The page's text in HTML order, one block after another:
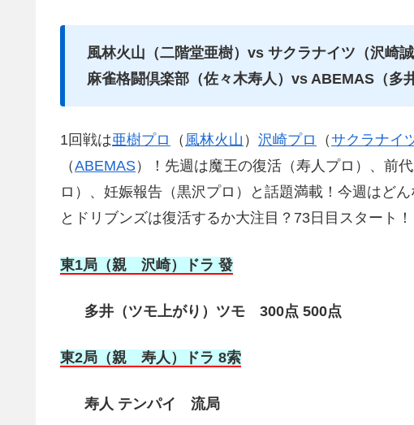
風林火山（二階堂亜樹）vs サクラナイツ（沢崎
麻雀格闘倶楽部（佐々木寿人）vs ABEMAS（多
1回戦は亜樹プロ （ 風林火山 ） 沢崎プロ （サクラナイ
（ABEMAS）！先週は魔王の復活（寿人プロ）、前
ロ）、妊娠報告（黒沢プロ）と話題満載！今週はど
とドリブンズは復活するか大注目？73日目スタート！
東1局（親 沢崎）ドラ 發
多井（ツモ上がり）ツモ 300点 500点
東2局（親 寿人）ドラ 8索
寿人 テンパイ 流局